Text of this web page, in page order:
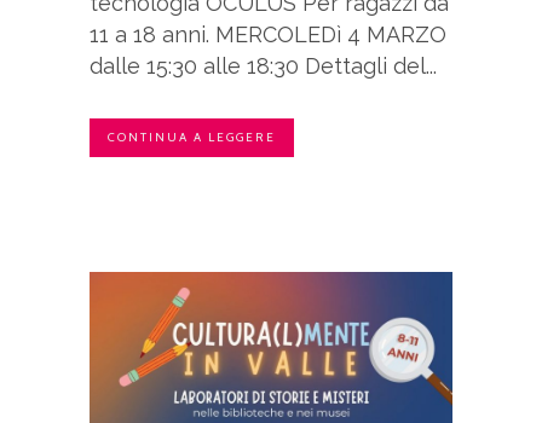
11 a 18 anni. MERCOLEDì 4 MARZO
dalle 15:30 alle 18:30 Dettagli del...
CONTINUA A LEGGERE